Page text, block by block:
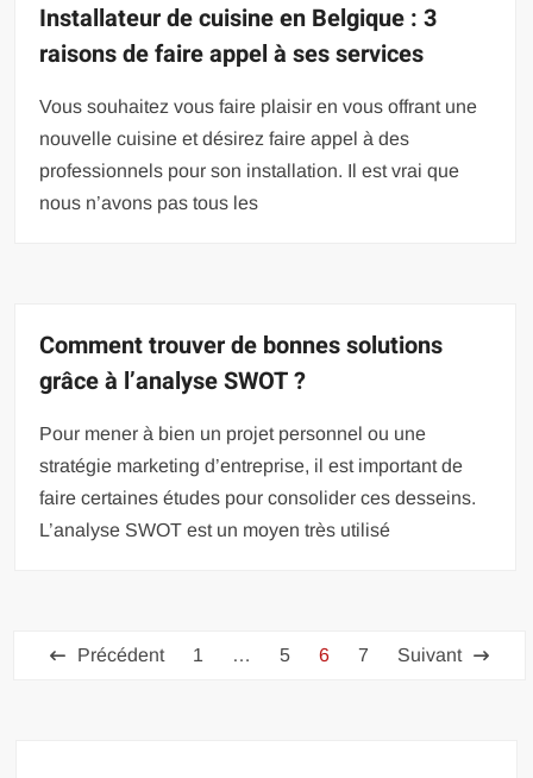
Installateur de cuisine en Belgique : 3
raisons de faire appel à ses services
Vous souhaitez vous faire plaisir en vous offrant une
nouvelle cuisine et désirez faire appel à des
professionnels pour son installation. Il est vrai que
nous n’avons pas tous les
Comment trouver de bonnes solutions
grâce à l’analyse SWOT ?
Pour mener à bien un projet personnel ou une
stratégie marketing d’entreprise, il est important de
faire certaines études pour consolider ces desseins.
L’analyse SWOT est un moyen très utilisé
Pagination
Précédent 1 … 5 6 7 Suivant